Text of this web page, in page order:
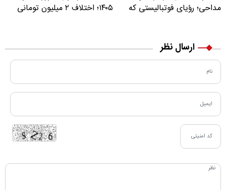
مداحی؛ رؤیای فوتبالیستی که
۱۴۰۵؛ اختلاف ۲ میلیون تومانی
ارسال نظر